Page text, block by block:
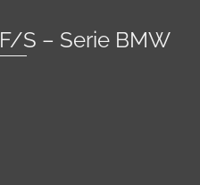
S – Serie BMW